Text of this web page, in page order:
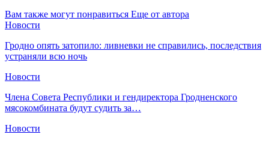
Вам также могут понравиться Еще от автора
Новости
Гродно опять затопило: ливневки не справились, последствия
устраняли всю ночь
Новости
Члена Совета Республики и гендиректора Гродненского
мясокомбината будут судить за…
Новости